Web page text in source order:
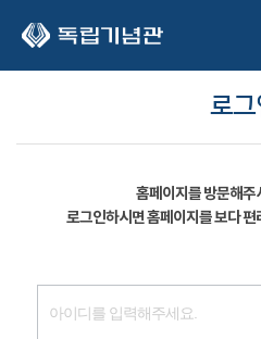
로그
홈페이지를 방문해주
로그인하시면 홈페이지를 보다